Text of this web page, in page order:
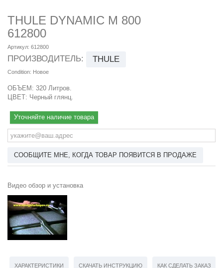
THULE DYNAMIC M 800
612800
Артикул: 612800
ПРОИЗВОДИТЕЛЬ: THULE
Condition: Новое
ОБЪЕМ: 320 Литров.
ЦВЕТ: Черный глянц.
Уточняйте наличие товара
СООБЩИТЕ МНЕ, КОГДА ТОВАР ПОЯВИТСЯ В ПРОДАЖЕ
Видео обзор и установка
ХАРАКТЕРИСТИКИ СКАЧАТЬ ИНСТРУКЦИЮ КАК СДЕЛАТЬ ЗАКАЗ